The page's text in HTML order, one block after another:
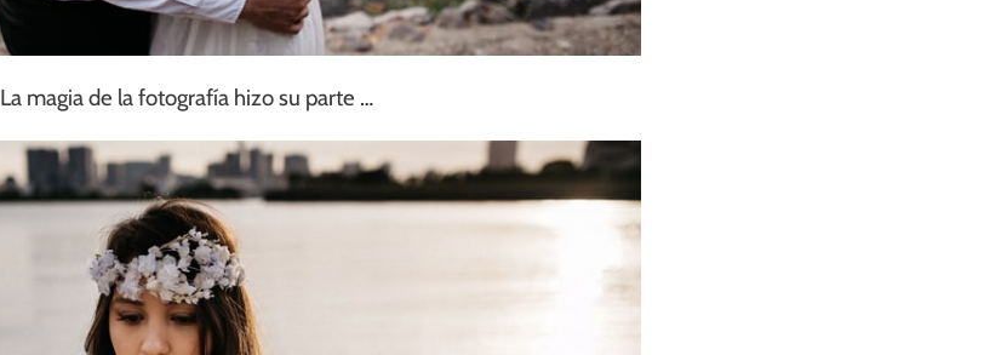
La magia de la fotografía hizo su parte …